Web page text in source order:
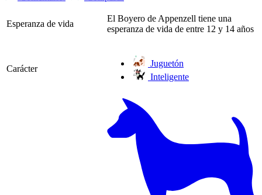
Esperanza de vida
El Boyero de Appenzell tiene una
esperanza de vida de entre 12 y 14 años
Carácter
Juguetón
Inteligente